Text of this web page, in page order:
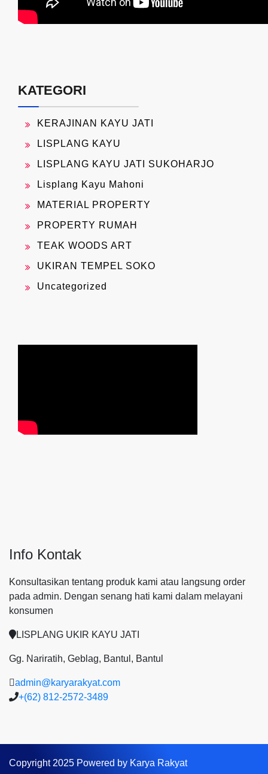
KATEGORI
KERAJINAN KAYU JATI
LISPLANG KAYU
LISPLANG KAYU JATI SUKOHARJO
Lisplang Kayu Mahoni
MATERIAL PROPERTY
PROPERTY RUMAH
TEAK WOODS ART
UKIRAN TEMPEL SOKO
Uncategorized
Info Kontak
Konsultasikan tentang produk kami atau langsung order
pada admin. Dengan senang hati kami dalam melayani
konsumen
LISPLANG UKIR KAYU JATI
Gg. Nariratih, Geblag, Bantul, Bantul
admin@karyarakyat.com
+(62) 812-2572-3489
Copyright 2025 Powered by Karya Rakyat